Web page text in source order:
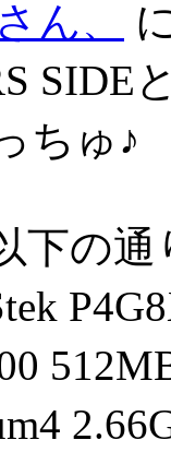
ん、
SIDE
ちゅ♪
下の通